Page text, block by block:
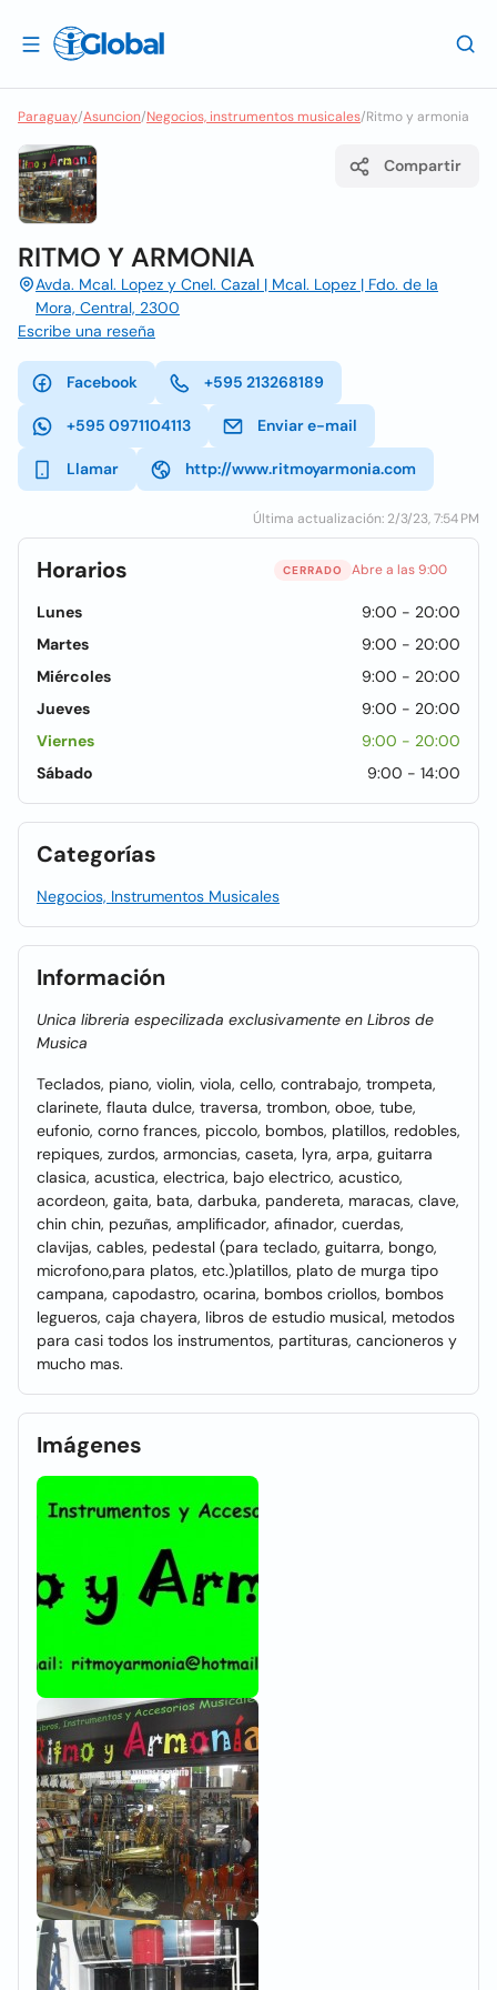
Paraguay/Asuncion/Negocios, instrumentos musicales/Ritmo y armonia
Compartir
RITMO Y ARMONIA
Avda. Mcal. Lopez y Cnel. Cazal | Mcal. Lopez | Fdo. de la
Mora, Central, 2300
Escribe una reseña
Facebook +595 213268189
+595 0971104113 Enviar e-mail
Llamar http://www.ritmoyarmonia.com
Última actualización: 2/3/23, 7:54 PM
Horarios CERRADO Abre a las 9:00
Lunes
9:00 - 20:00
Martes
9:00 - 20:00
Miércoles
9:00 - 20:00
Jueves
9:00 - 20:00
Viernes
9:00 - 20:00
Sábado
9:00 - 14:00
Categorías
Negocios, Instrumentos Musicales
Información
Unica libreria especilizada exclusivamente en Libros de
Musica
Teclados, piano, violin, viola, cello, contrabajo, trompeta,
clarinete, flauta dulce, traversa, trombon, oboe, tube,
eufonio, corno frances, piccolo, bombos, platillos, redobles,
repiques, zurdos, armoncias, caseta, lyra, arpa, guitarra
clasica, acustica, electrica, bajo electrico, acustico,
acordeon, gaita, bata, darbuka, pandereta, maracas, clave,
chin chin, pezuñas, amplificador, afinador, cuerdas,
clavijas, cables, pedestal (para teclado, guitarra, bongo,
microfono,para platos, etc.)platillos, plato de murga tipo
campana, capodastro, ocarina, bombos criollos, bombos
legueros, caja chayera, libros de estudio musical, metodos
para casi todos los instrumentos, partituras, cancioneros y
mucho mas.
Imágenes